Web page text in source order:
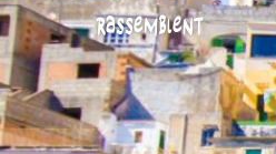
rassemblent